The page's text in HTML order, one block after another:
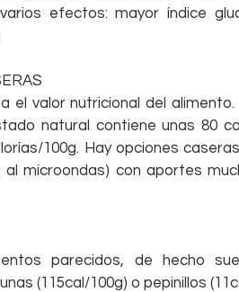
efectos: mayor índice
el valor nutricional del
natural contiene unas 80
100g. Hay opciones
microondas) con aportes
parecidos, de hecho
(115cal/100g) o pepinillos